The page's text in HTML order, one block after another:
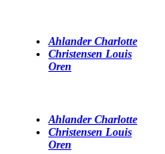
Ahlander Charlotte
Christensen Louis
Oren
Ahlander Charlotte
Christensen Louis
Oren